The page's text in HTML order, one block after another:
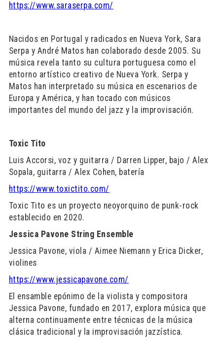
https://www.saraserpa.com/
Nacidos en Portugal y radicados en Nueva York, Sara
Serpa y André Matos han colaborado desde 2005. Su
música revela tanto su cultura portuguesa como el
entorno artístico creativo de Nueva York. Serpa y
Matos han interpretado su música en escenarios de
Europa y América, y han tocado con músicos
importantes del mundo del jazz y la improvisación.
Toxic Tito
Luis Accorsi, voz y guitarra / Darren Lipper, bajo / Alex
Sopala, guitarra / Alex Cohen, batería
https://www.toxictito.com/
Toxic Tito es un proyecto neoyorquino de punk-rock
establecido en 2020.
Jessica Pavone String Ensemble
Jessica Pavone, viola / Aimee Niemann y Erica Dicker,
violines
https://www.jessicapavone.com/
El ensamble epónimo de la violista y compositora
Jessica Pavone, fundado en 2017, explora música que
alterna continuamente entre técnicas de la música
clásica tradicional y la improvisación jazzística.